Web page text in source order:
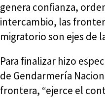
genera confianza,
intercambio, las
migratorio son ejes de
Para finalizar hizo
de Gendarmería
frontera, “ejerce el